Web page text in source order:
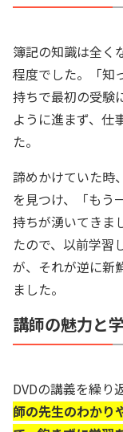
簿記の知識は全く
程度でした。「知
持ちで最初の受験
ように進まず、仕
た。
諦めかけていた時
を見つけ、「もう
持ちが湧いてきま
たので、以前学習
が、それが逆に新
ました。
講師の魅力と
DVDの講義を繰り
師の先生のわかり